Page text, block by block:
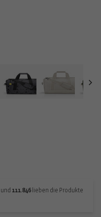
und 111.846 lieben die Produkte